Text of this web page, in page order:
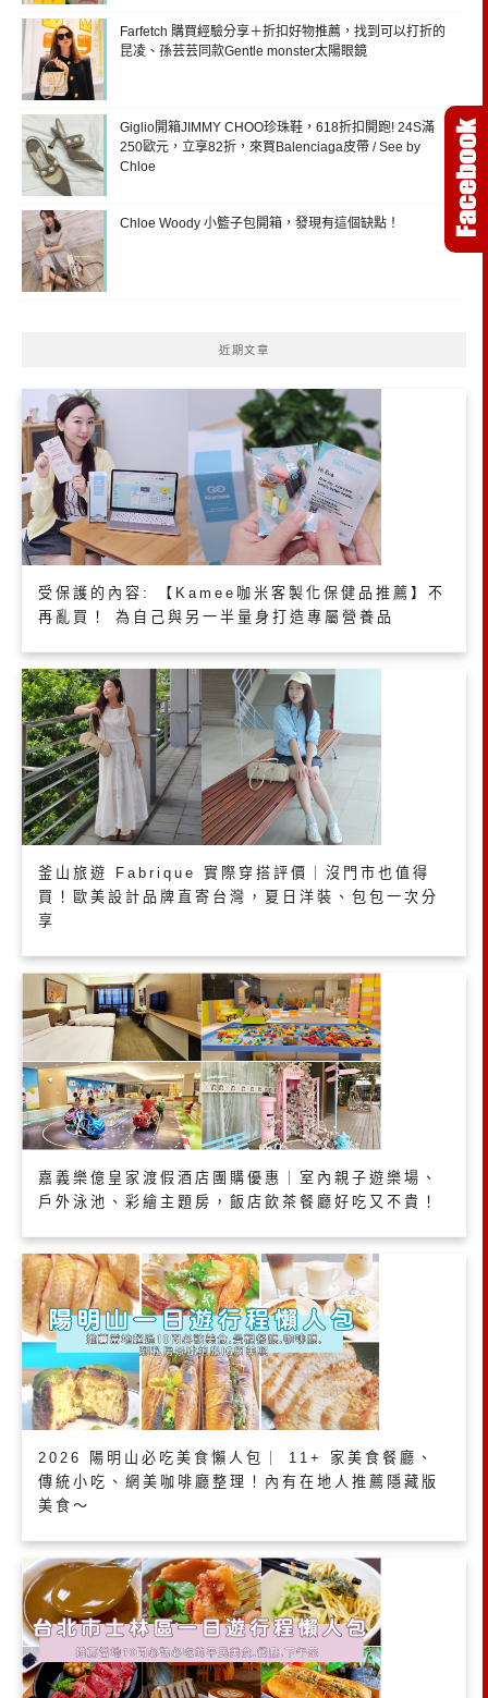
Farfetch 購買經驗分享＋折扣好物推薦，找到可以打折的
昆凌、孫芸芸同款Gentle monster太陽眼鏡
Giglio開箱JIMMY CHOO珍珠鞋，618折扣開跑! 24S滿
250歐元，立享82折，來買Balenciaga皮帶 / See by
Chloe
Chloe Woody 小籃子包開箱，發現有這個缺點！
近期文章
受保護的內容: 【Kamee咖米客製化保健品推薦】不
再亂買！ 為自己與另一半量身打造專屬營養品
釜山旅遊 Fabrique 實際穿搭評價｜沒門市也值得
買！歐美設計品牌直寄台灣，夏日洋裝、包包一次分
享
嘉義樂億皇家渡假酒店團購優惠｜室內親子遊樂場、
戶外泳池、彩繪主題房，飯店飲茶餐廳好吃又不貴！
2026 陽明山必吃美食懶人包｜ 11+ 家美食餐廳、
傳統小吃、網美咖啡廳整理！內有在地人推薦隱藏版
美食～